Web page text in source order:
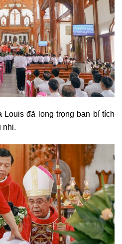
đã long trọng ban bí tích
nhi.